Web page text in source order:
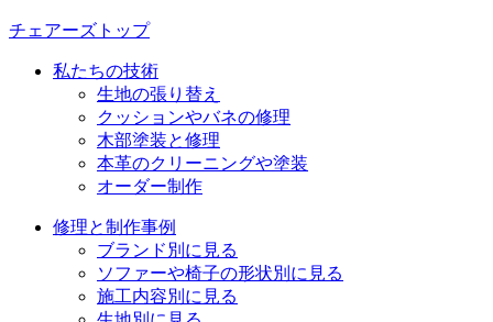
チェアーズトップ
私たちの技術
生地の張り替え
クッションやバネの修理
木部塗装と修理
本革のクリーニングや塗装
オーダー制作
修理と制作事例
ブランド別に見る
ソファーや椅子の形状別に見る
施工内容別に見る